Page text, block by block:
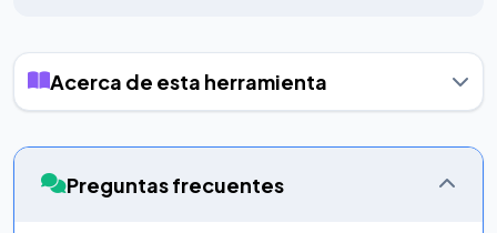
Acerca de esta herramienta
sencilla de la grasa corporal basada en la altura y el peso de
Quetelet en la década de 1830 y adoptada más tarde por la
Preguntas frecuentes